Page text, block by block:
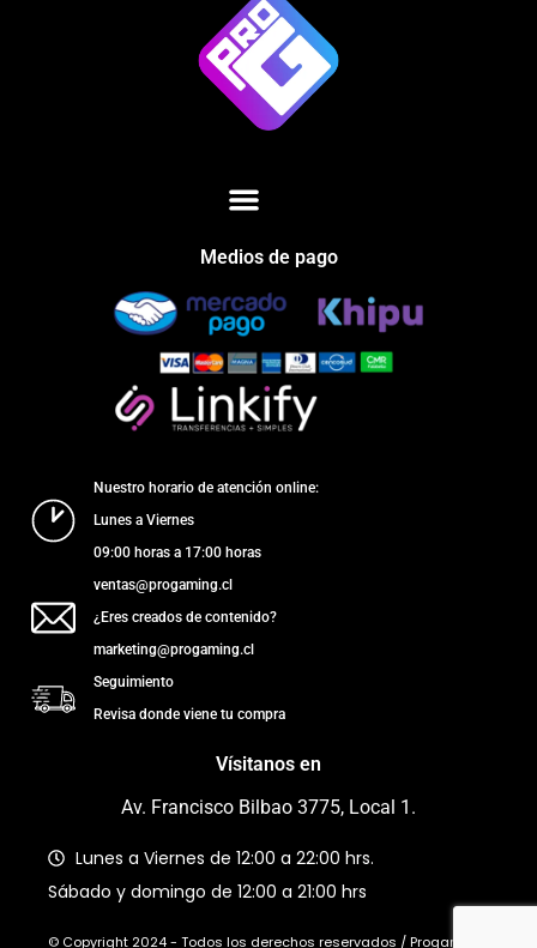
Medios de pago
Nuestro horario de atención online:
Lunes a Viernes
09:00 horas a 17:00 horas
ventas@progaming.cl
¿Eres creados de contenido?
marketing@progaming.cl
Seguimiento
Revisa donde viene tu compra
Vísitanos en
Av. Francisco Bilbao 3775, Local 1.
Lunes a Viernes de 12:00 a 22:00 hrs.
Sábado y domingo de 12:00 a 21:00 hrs
© Copyright 2024 - Todos los derechos reservados / Progaming